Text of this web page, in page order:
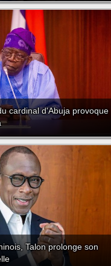
cardinal d'Abuja provoque
Talon prolonge son